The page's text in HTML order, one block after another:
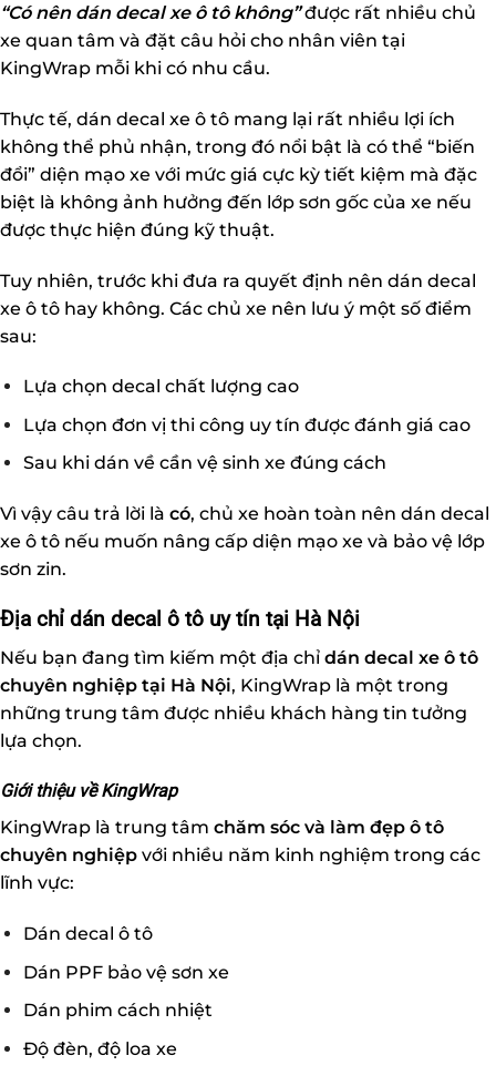
“Có nên dán decal xe ô tô không”được rất nhiều chủ
xe quan tâm và đặt câu hỏi cho nhân viên tại
KingWrap mỗi khi có nhu cầu.
Thực tế, dán decal xe ô tô mang lại rất nhiều lợi ích
không thể phủ nhận, trong đó nổi bật là có thể “biến
đổi” diện mạo xe với mức giá cực kỳ tiết kiệm mà đặc
biệt là không ảnh hưởng đến lớp sơn gốc của xe nếu
được thực hiện đúng kỹ thuật.
Tuy nhiên, trước khi đưa ra quyết định nên dán decal
xe ô tô hay không. Các chủ xe nên lưu ý một số điểm
sau:
Lựa chọn decal chất lượng cao
Lựa chọn đơn vị thi công uy tín được đánh giá cao
Sau khi dán về cần vệ sinh xe đúng cách
Vì vậy câu trả lời là có, chủ xe hoàn toàn nên dán decal
xe ô tô nếu muốn nâng cấp diện mạo xe và bảo vệ lớp
sơn zin.
Địa chỉ dán decal ô tô uy tín tại Hà Nội
Nếu bạn đang tìm kiếm một địa chỉ dán decal xe ô tô
chuyên nghiệp tại Hà Nội, KingWrap là một trong
những trung tâm được nhiều khách hàng tin tưởng
lựa chọn.
Giới thiệu về KingWrap
KingWrap là trung tâm chăm sóc và làm đẹp ô tô
chuyên nghiệp với nhiều năm kinh nghiệm trong các
lĩnh vực:
Dán decal ô tô
Dán PPF bảo vệ sơn xe
Dán phim cách nhiệt
Độ đèn, độ loa xe